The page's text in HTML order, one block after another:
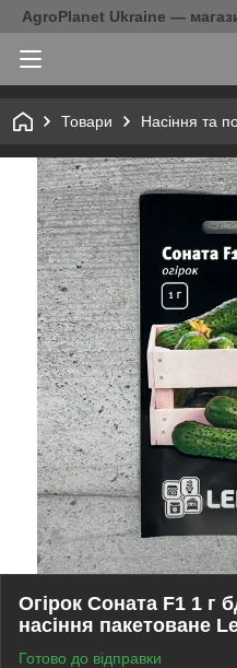
AgroPlanet Ukraine —
Товари Насіння та
Огірок Соната F1 1 г
насіння пакетоване
Готово до відправки